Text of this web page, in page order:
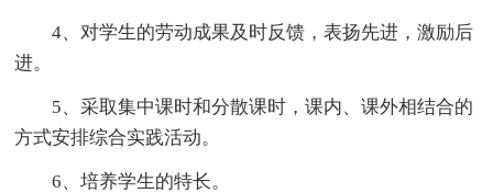
4、对学生的劳动成果及时反馈，表扬先进，激励后
进。
5、采取集中课时和分散课时，课内、课外相结合的
方式安排综合实践活动。
6、培养学生的特长。